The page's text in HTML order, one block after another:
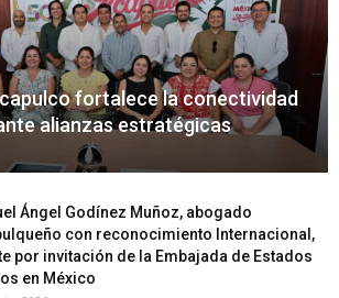
fortalece la conectividad
alianzas estratégicas
Ángel Godínez Muñoz, abogado
con reconocimiento Internacional,
por invitación de la Embajada de Estados
en México